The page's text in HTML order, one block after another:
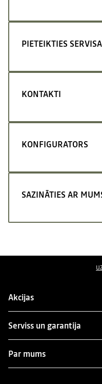
PIETEIKTIES
KONTAKTI
KONFIGURATORS
SAZINĀTIES AR
Akcijas
Serviss un garantija
Par mums